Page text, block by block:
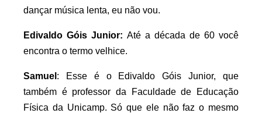
dançar música lenta, eu não vou.
Edivaldo Góis Junior: Até a década de 60 você
encontra o termo velhice.
Samuel : Esse é o Edivaldo Góis Junior, que
também é professor da Faculdade de Educação
Física da Unicamp. Só que ele não faz o mesmo